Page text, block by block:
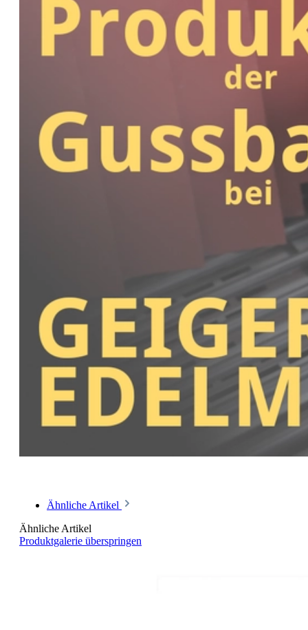
Ähnliche Artikel
Ähnliche Artikel
Produktgalerie überspringen